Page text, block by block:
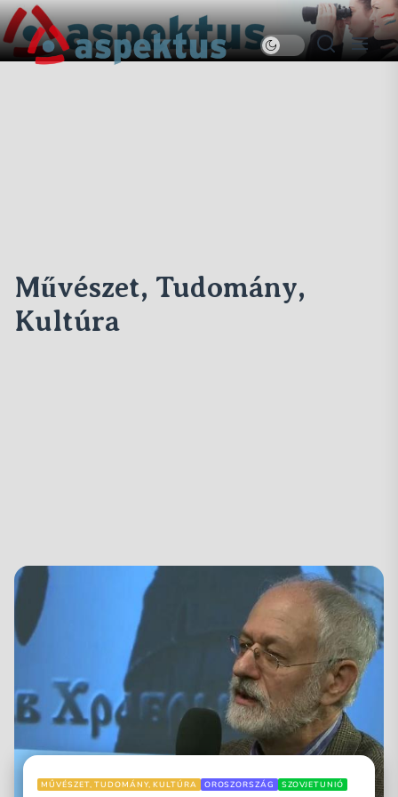
Skip
to
the
Új
Aspektus
Művészet, Tudomány,
Kultúra
MŰVÉSZET, TUDOMÁNY, KULTÚRA OROSZORSZÁG SZOVJETUNIÓ